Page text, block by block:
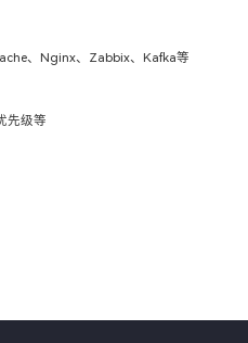
、Nginx、Zabbix、Kafka等
先级等